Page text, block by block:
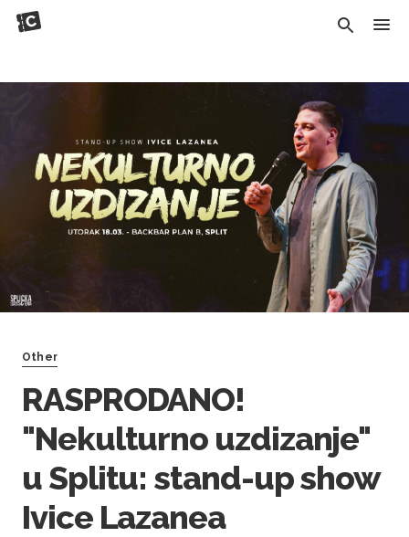
Other
RASPRODANO!
"Nekulturno uzdizanje"
u Splitu: stand-up show
Ivice Lazanea